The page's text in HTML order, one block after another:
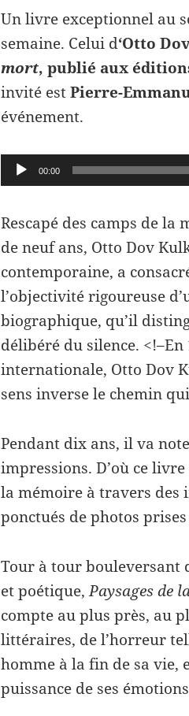
Un livre exceptionnel au
semaine. Celui d‘Otto
mort, publié aux
invité estPierre-
événement.
Lecteur
audio
00:00
Rescapé des camps de
de neuf ans, Otto Dov
contemporaine, a
l’objectivité rigoureuse
biographique, qu’il
délibéré du silence. <!–En
internationale, Otto Dov
sens inverse le chemin
Pendant dix ans, il va
impressions. D’où ce
la mémoire à travers des
ponctués de photos
Tour à tour bouleversant
et poétique,Paysages de
compte au plus près, au
littéraires, de l’horreur
homme à la fin de sa vie,
puissance de ses